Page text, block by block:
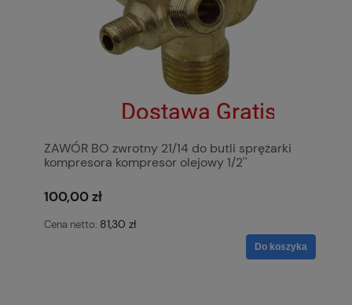
ZAWÓR BO zwrotny 21/14 do butli sprężarki
kompresora kompresor olejowy 1/2''
100,00 zł
Cena netto: 81,30 zł
Do koszyka